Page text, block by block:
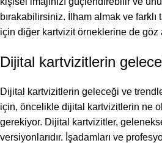
bırakabilirsiniz. İlham almak ve farklı
için diğer kartvizit örneklerine de göz
Dijital kartvizitlerin
Dijital kartvizitlerin geleceği ve
için, öncelikle dijital kartvizitlerin ne
gerekiyor. Dijital kartvizitler,
versiyonlarıdır. İşadamları ve